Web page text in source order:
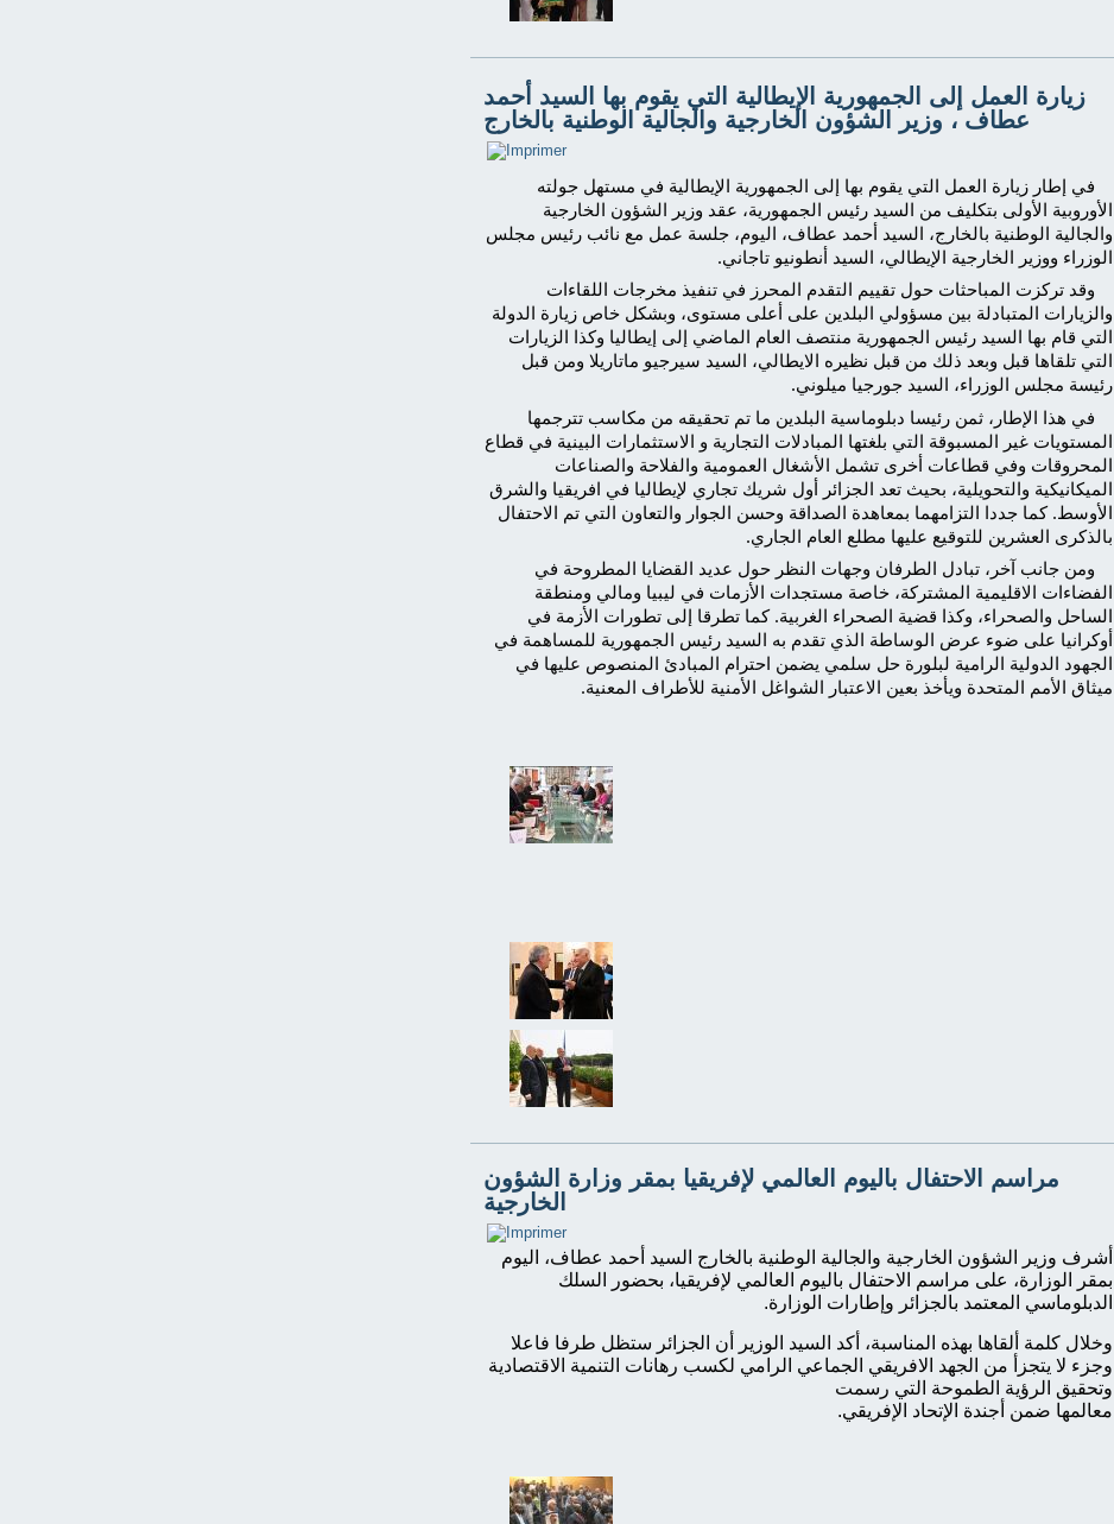
زيارة العمل إلى الجمهورية الإيطالية التي يقوم بها السيد أحمد
عطاف ، وزير الشؤون الخارجية والجالية الوطنية بالخارج
في إطار زيارة العمل التي يقوم بها إلى الجمهورية الإيطالية في مستهل جولته
الأوروبية الأولى بتكليف من السيد رئيس الجمهورية، عقد وزير الشؤون الخارجية
والجالية الوطنية بالخارج، السيد أحمد عطاف، اليوم، جلسة عمل مع نائب رئيس مجلس
الوزراء ووزير الخارجية الإيطالي، السيد أنطونيو تاجاني.
وقد تركزت المباحثات حول تقييم التقدم المحرز في تنفيذ مخرجات اللقاءات
والزيارات المتبادلة بين مسؤولي البلدين على أعلى مستوى، وبشكل خاص زيارة الدولة
التي قام بها السيد رئيس الجمهورية منتصف العام الماضي إلى إيطاليا وكذا الزيارات
التي تلقاها قبل وبعد ذلك من قبل نظيره الايطالي، السيد سيرجيو ماتاريلا ومن قبل
رئيسة مجلس الوزراء، السيد جورجيا ميلوني.
في هذا الإطار، ثمن رئيسا دبلوماسية البلدين ما تم تحقيقه من مكاسب تترجمها
المستويات غير المسبوقة التي بلغتها المبادلات التجارية و الاستثمارات البينية في قطاع
المحروقات وفي قطاعات أخرى تشمل الأشغال العمومية والفلاحة والصناعات
الميكانيكية والتحويلية، بحيث تعد الجزائر أول شريك تجاري لإيطاليا في افريقيا والشرق
الأوسط. كما جددا التزامهما بمعاهدة الصداقة وحسن الجوار والتعاون التي تم الاحتفال
بالذكرى العشرين للتوقيع عليها مطلع العام الجاري.
ومن جانب آخر، تبادل الطرفان وجهات النظر حول عديد القضايا المطروحة في
الفضاءات الاقليمية المشتركة، خاصة مستجدات الأزمات في ليبيا ومالي ومنطقة
الساحل والصحراء، وكذا قضية الصحراء الغربية. كما تطرقا إلى تطورات الأزمة في
أوكرانيا على ضوء عرض الوساطة الذي تقدم به السيد رئيس الجمهورية للمساهمة في
الجهود الدولية الرامية لبلورة حل سلمي يضمن احترام المبادئ المنصوص عليها في
ميثاق الأمم المتحدة ويأخذ بعين الاعتبار الشواغل الأمنية للأطراف المعنية.
مراسم الاحتفال باليوم العالمي لإفريقيا بمقر وزارة الشؤون
الخارجية
أشرف وزير الشؤون الخارجية والجالية الوطنية بالخارج السيد أحمد عطاف، اليوم
بمقر الوزارة، على مراسم الاحتفال باليوم العالمي لإفريقيا، بحضور السلك
الدبلوماسي المعتمد بالجزائر وإطارات الوزارة.
وخلال كلمة ألقاها بهذه المناسبة، أكد السيد الوزير أن الجزائر ستظل طرفا فاعلا
وجزء لا يتجزأ من الجهد الافريقي الجماعي الرامي لكسب رهانات التنمية الاقتصادية
وتحقيق الرؤية الطموحة التي رسمت
معالمها ضمن أجندة الإتحاد الإفريقي.